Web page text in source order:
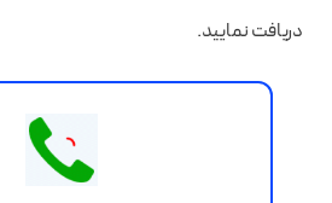
دریافت نمایید.